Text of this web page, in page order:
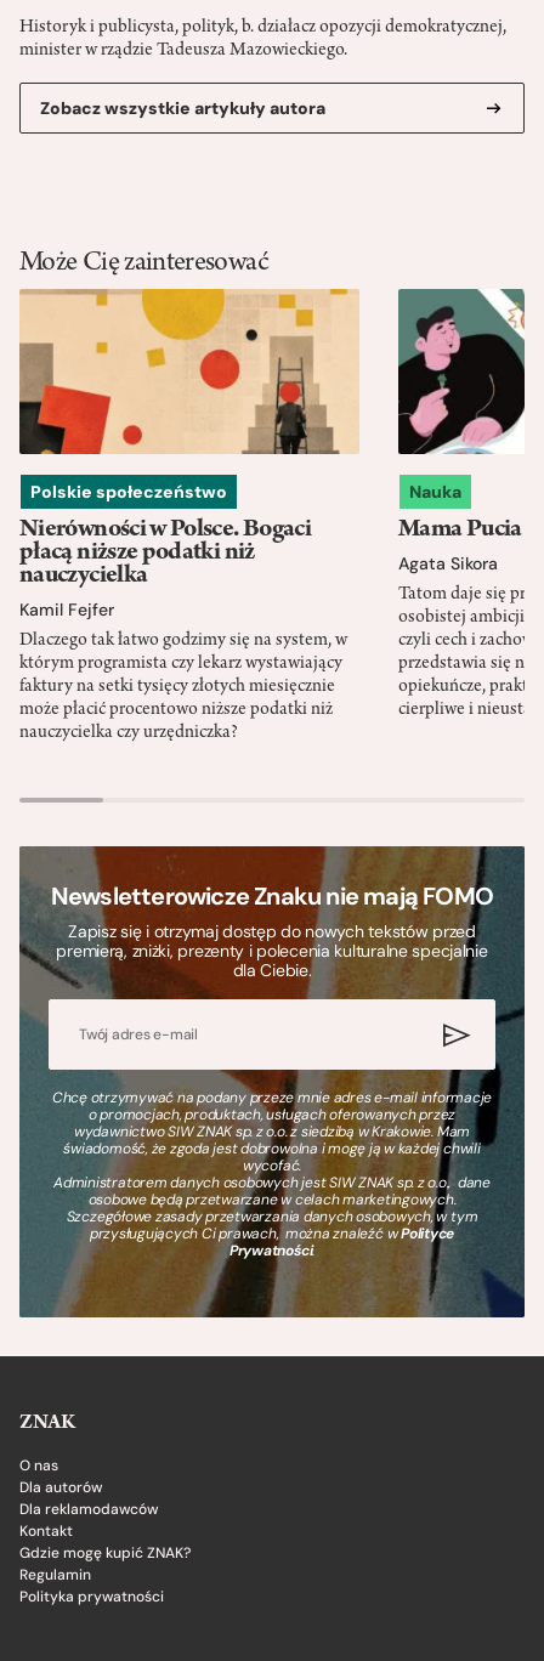
Historyk i publicysta, polityk, b. działacz opozycji demokratycznej,
minister w rządzie Tadeusza Mazowieckiego.
Zobacz wszystkie artykuły autora
Może Cię zainteresować
Polskie społeczeństwo
Nierówności w Polsce. Bogaci
płacą niższe podatki niż
nauczycielka
Kamil Fejfer
Dlaczego tak łatwo godzimy się na system, w
którym programista czy lekarz wystawiający
faktury na setki tysięcy złotych miesięcznie
może płacić procentowo niższe podatki niż
nauczycielka czy urzędniczka?
Nauka
Mama Pucia
Agata Sikora
Tatom daje się
osobistej ambicji,
czyli cech i
przedstawia się
opiekuńcze,
cierpliwe i
Newsletterowicze Znaku nie mają FOMO
Zapisz się i otrzymaj dostęp do nowych tekstów przed
premierą, zniżki, prezenty i polecenia kulturalne specjalnie
dla Ciebie.
Chcę otrzymywać na podany przeze mnie adres e-mail informacje
o promocjach, produktach, usługach oferowanych przez
wydawnictwo SIW ZNAK sp. z o.o. z siedzibą w Krakowie. Mam
świadomość, że zgoda jest dobrowolna i mogę ją w każdej chwili
wycofać.
Administratorem danych osobowych jest SIW ZNAK sp. z o.o., dane
osobowe będą przetwarzane w celach marketingowych.
Szczegółowe zasady przetwarzania danych osobowych, w tym
przysługujących Ci prawach, można znaleźć wPolityce
Prywatności.
ZNAK
O nas
Dla autorów
Dla reklamodawców
Kontakt
Gdzie mogę kupić ZNAK?
Regulamin
Polityka prywatności